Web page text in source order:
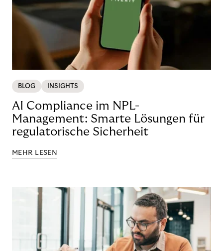
BLOG INSIGHTS
AI Compliance im NPL-
Management: Smarte Lösungen für
regulatorische Sicherheit
MEHR LESEN